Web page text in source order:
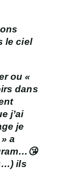
le ciel
ou «
dans
j’ai
je
a
ils